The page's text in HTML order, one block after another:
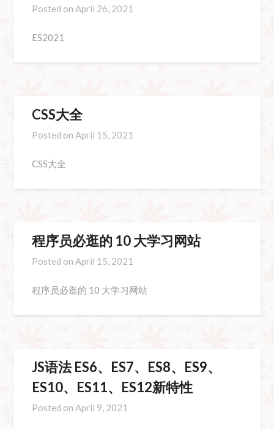
Posted onApril 26, 2021
ES2021
CSS大全
Posted onApril 15, 2021
CSS大全
程序员必逛的 10 大学习网站
Posted onApril 15, 2021
程序员必逛的 10 大学习网站
JS语法 ES6、ES7、ES8、ES9、
ES10、ES11、ES12新特性
Posted onApril 9, 2021